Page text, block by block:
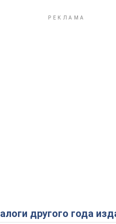
другого года